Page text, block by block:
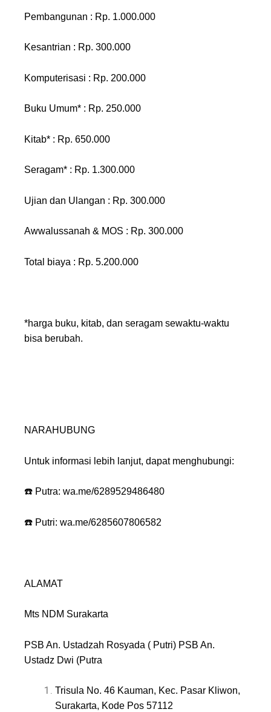
Pembangunan : Rp. 1.000.000
Kesantrian : Rp. 300.000
Komputerisasi : Rp. 200.000
Buku Umum* : Rp. 250.000
Kitab* : Rp. 650.000
Seragam* : Rp. 1.300.000
Ujian dan Ulangan : Rp. 300.000
Awwalussanah & MOS : Rp. 300.000
Total biaya : Rp. 5.200.000
*harga buku, kitab, dan seragam sewaktu-waktu
bisa berubah.
NARAHUBUNG
Untuk informasi lebih lanjut, dapat menghubungi:
☎️ Putra: wa.me/6289529486480
☎️ Putri: wa.me/6285607806582
ALAMAT
Mts NDM Surakarta
PSB An. Ustadzah Rosyada ( Putri) PSB An.
Ustadz Dwi (Putra
Trisula No. 46 Kauman, Kec. Pasar Kliwon,
Surakarta, Kode Pos 57112